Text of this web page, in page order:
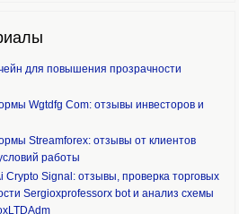
для повышения прозрачности
Wgtdfg Com: отзывы инвесторов и
Streamforex: отзывы от клиентов
работы
Crypto Signal: отзывы, проверка торговых
Sergioxprofessorx bot и анализ схемы